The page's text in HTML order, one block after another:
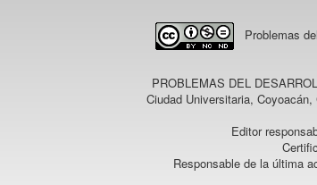
Problemas
PROBLEMAS DEL
Ciudad Universitaria,
Editor
Responsable de la última